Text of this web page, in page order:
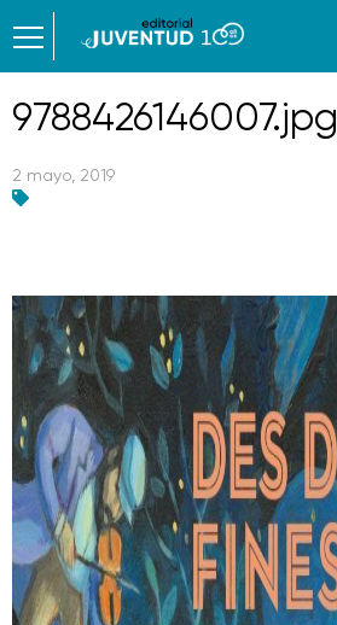
9788426146007.jpg
2 mayo, 2019